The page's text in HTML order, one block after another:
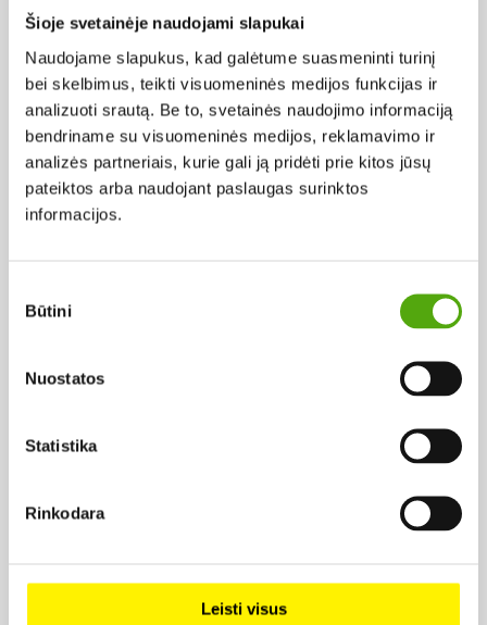
Šioje svetainėje naudojami slapukai
Naudojame slapukus, kad galėtume suasmeninti turinį
bei skelbimus, teikti visuomeninės medijos funkcijas ir
analizuoti srautą. Be to, svetainės naudojimo informaciją
bendriname su visuomeninės medijos, reklamavimo ir
analizės partneriais, kurie gali ją pridėti prie kitos jūsų
pateiktos arba naudojant paslaugas surinktos
informacijos.
pasirinkimas
Būtini
Nuostatos
Statistika
Rinkodara
Leisti visus
Pagal abėcėlę:
Rezultatų nerasta...